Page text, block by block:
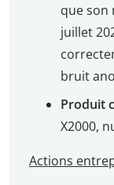
que son
juillet
bruit
Produit
X2000,
Actions